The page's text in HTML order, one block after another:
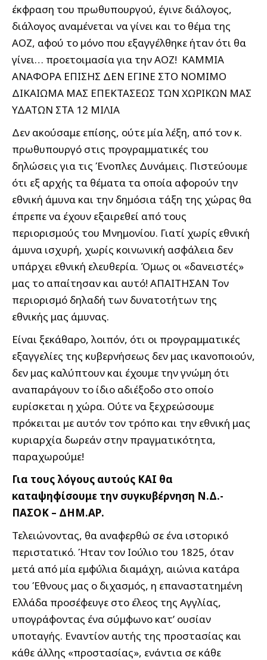
έκφραση του πρωθυπουργού, έγινε διάλογος,
διάλογος αναμένεται να γίνει και το θέμα της
ΑΟΖ, αφού το μόνο που εξαγγέλθηκε ήταν ότι θα
γίνει… προετοιμασία για την ΑΟΖ! ΚΑΜΜΙΑ
ΑΝΑΦΟΡΑ ΕΠΙΣΗΣ ΔΕΝ ΕΓΙΝΕ ΣΤΟ ΝΟΜΙΜΟ
ΔΙΚΑΙΩΜΑ ΜΑΣ ΕΠΕΚΤΑΣΕΩΣ ΤΩΝ ΧΩΡΙΚΩΝ ΜΑΣ
ΥΔΑΤΩΝ ΣΤΑ 12 ΜΙΛΙΑ
Δεν ακούσαμε επίσης, ούτε μία λέξη, από τον κ.
πρωθυπουργό στις προγραμματικές του
δηλώσεις για τις Ένοπλες Δυνάμεις. Πιστεύουμε
ότι εξ αρχής τα θέματα τα οποία αφορούν την
εθνική άμυνα και την δημόσια τάξη της χώρας θα
έπρεπε να έχουν εξαιρεθεί από τους
περιορισμούς του Μνημονίου. Γιατί χωρίς εθνική
άμυνα ισχυρή, χωρίς κοινωνική ασφάλεια δεν
υπάρχει εθνική ελευθερία. Όμως οι «δανειστές»
μας το απαίτησαν και αυτό! ΑΠΑΙΤΗΣΑΝ Τον
περιορισμό δηλαδή των δυνατοτήτων της
εθνικής μας άμυνας.
Είναι ξεκάθαρο, λοιπόν, ότι οι προγραμματικές
εξαγγελίες της κυβερνήσεως δεν μας ικανοποιούν,
δεν μας καλύπτουν και έχουμε την γνώμη ότι
αναπαράγουν το ίδιο αδιέξοδο στο οποίο
ευρίσκεται η χώρα. Ούτε να ξεχρεώσουμε
πρόκειται με αυτόν τον τρόπο και την εθνική μας
κυριαρχία δωρεάν στην πραγματικότητα,
παραχωρούμε!
Για τους λόγους αυτούς ΚΑΙ θα
καταψηφίσουμε την συγκυβέρνηση Ν.Δ.-
ΠΑΣΟΚ – ΔΗΜ.ΑΡ.
Τελειώνοντας, θα αναφερθώ σε ένα ιστορικό
περιστατικό. Ήταν τον Ιούλιο του 1825, όταν
μετά από μία εμφύλια διαμάχη, αιώνια κατάρα
του Έθνους μας ο διχασμός, η επαναστατημένη
Ελλάδα προσέφευγε στο έλεος της Αγγλίας,
υπογράφοντας ένα σύμφωνο κατ’ ουσίαν
υποταγής. Εναντίον αυτής της προστασίας και
κάθε άλλης «προστασίας», ενάντια σε κάθε